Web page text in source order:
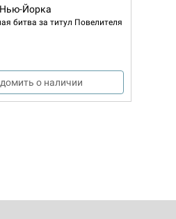
Йорка
битва за титул Повелителя
о наличии